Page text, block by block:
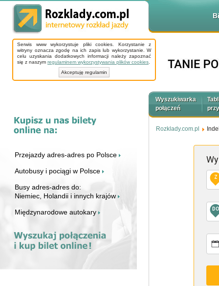
Serwis www wykorzystuje pliki cookies. Korzystanie z
witryny oznacza zgodę na ich zapis lub wykorzystanie. W
celu uzyskania dodatkowych informacji należy zapoznać
się z naszym regulaminem wykorzystywania plików cookies
Akceptuję regulamin
Przejazdy adres-adres po Polsce
Autobusy i pociągi w Polsce
Busy adres-adres do:
Niemiec, Holandii i innych krajów
Międzynarodowe autokary
Wyszukiwarka
połączeń
Rozklady.com.pl
Z
DO